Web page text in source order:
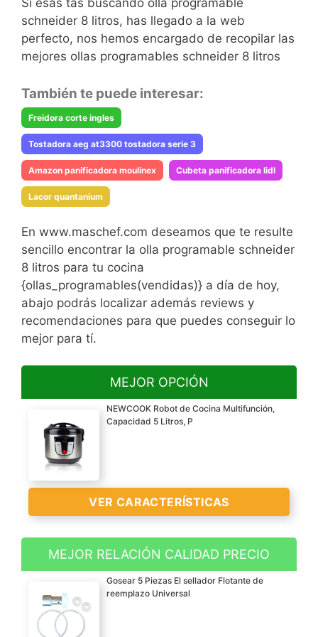
Si esas tas buscando olla programable
schneider 8 litros, has llegado a la web
perfecto, nos hemos encargado de recopilar las
mejores ollas programables schneider 8 litros
También te puede interesar:
Freidora corte ingles
Tostadora aeg at3300 tostadora serie 3
Amazon panificadora moulinex Cubeta panificadora lidl
Lacor quantanium
En www.maschef.com deseamos que te resulte
sencillo encontrar la olla programable schneider
8 litros para tu cocina
{ollas_programables(vendidas)} a día de hoy,
abajo podrás localizar además reviews y
recomendaciones para que puedes conseguir lo
mejor para tí.
MEJOR OPCIÓN
NEWCOOK Robot de Cocina Multifunción,
Capacidad 5 Litros, P
VER CARACTERÍSTICAS
ROBOT DE COCINA
MULTIFUNCIÓN CON 9
FUNCIONES Y 8 MENÚS
PRECONFIGURADOS.
MEJOR RELACIÓN CALIDAD PRECIO
Gosear 5 Piezas El sellador Flotante de
reemplazo Universal